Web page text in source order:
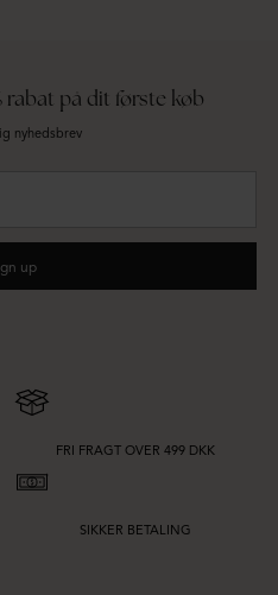
rabat på dit første køb
nyhedsbrev
up
FRI FRAGT OVER 499 DKK
SIKKER BETALING